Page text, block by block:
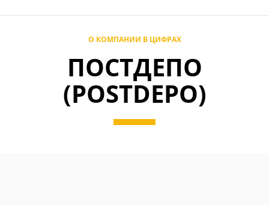
О КОМПАНИИ В ЦИФРАХ
ПОСТДЕПО
(POSTDEPO)